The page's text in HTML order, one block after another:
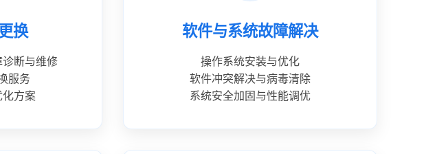
换
断与维修
服务
方案
软件与系统故障解决
操作系统安装与优化
软件冲突解决与病毒清除
系统安全加固与性能调优